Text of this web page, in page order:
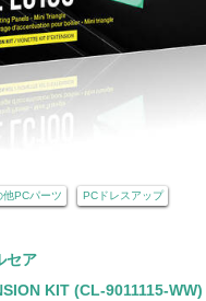
他PCパーツ PCドレスアップ
セア
KIT (CL-9011115-